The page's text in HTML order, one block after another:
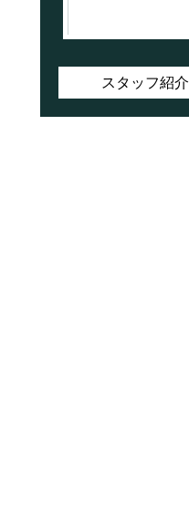
スタッフ紹介